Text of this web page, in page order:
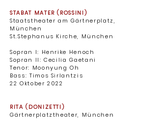
STABAT MATER (ROSSINI)
Staatstheater am Gärtnerplatz,
München ​
St.Stephanus Kirche, München ​
Sopran I: Henrike Henoch
Sopran II: Cecilia Gaetani
Tenor: Moonyung Oh
Bass: Timos Sirlantzis
22 Oktober 2022
RITA (DONIZETTI)
Gärtnerplatztheater, München ​